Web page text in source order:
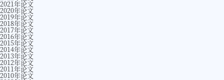
2021年论文
2020年论文
2019年论文
2018年论文
2017年论文
2016年论文
2015年论文
2014年论文
2013年论文
2012年论文
2011年论文
2010年论文